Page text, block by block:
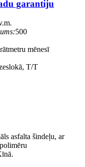
garantiju
500
mēnesī
T/T
asfalta šindeļu, ar